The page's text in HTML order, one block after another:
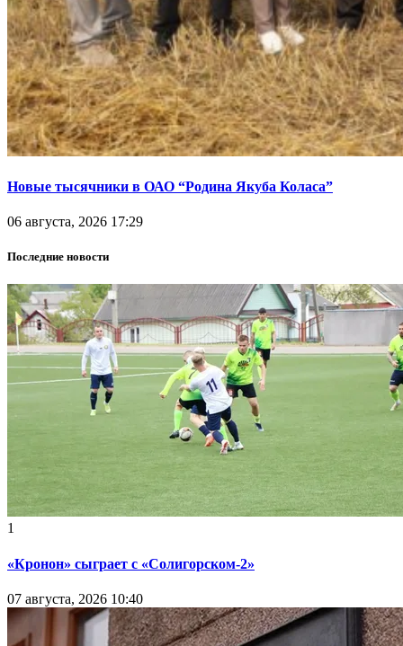
Новые тысячники в ОАО “Родина Якуба Коласа”
06 августа, 2026 17:29
Последние новости
1
«Кронон» сыграет с «Солигорском-2»
07 августа, 2026 10:40